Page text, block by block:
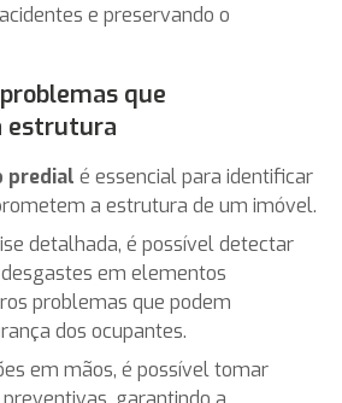
e preservando o
que
estrutura
predial é essencial para identificar
a estrutura de um imóvel.
detalhada, é possível detectar
em elementos
problemas que podem
dos ocupantes.
em mãos, é possível tomar